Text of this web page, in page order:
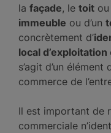
la façade, le toit
immeuble ou d’un
concrètement d’
local d’exploitation
s’agit d’un
commerce de
Il est important de
commerciale